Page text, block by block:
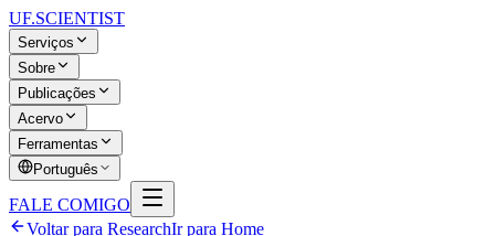
UF.SCIENTIST
Serviços
Sobre
Publicações
Acervo
Ferramentas
Português
FALE COMIGO
Voltar para ResearchIr para Home